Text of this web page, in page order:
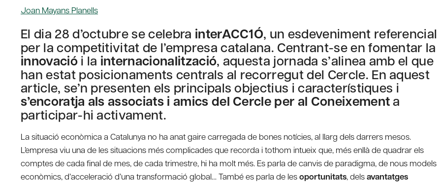
Joan Mayans Planells
El dia 28 d’octubre se celebra interACC1Ó, un esdeveniment referencial
per la competitivitat de l’empresa catalana. Centrant-se en fomentar la
innovaciói la internacionalització, aquesta jornada s’alinea amb el que
han estat posicionaments centrals al recorregut del Cercle. En aquest
article, se’n presenten els principals objectius i característiques i
s’encoratja als associats i amics del Cercle per al Coneixementa
participar-hi activament.
La situació econòmica a Catalunya no ha anat gaire carregada de bones notícies, al llarg dels darrers mesos.
L’empresa viu una de les situacions més complicades que recorda i tothom intueix que, més enllà de quadrar els
comptes de cada final de mes, de cada trimestre, hi ha molt més. Es parla de canvis de paradigma, de nous models
econòmics, d’acceleració d’una transformació global… També es parla de lesoportunitats, delsavantatges